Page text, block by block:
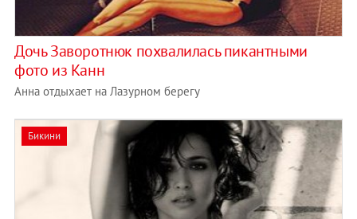
Дочь Заворотнюк похвалилась пикантными
фото из Канн
Анна отдыхает на Лазурном берегу
Бикини